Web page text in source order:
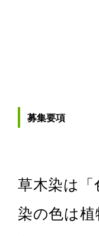
募集要項
草木染は
染の色は